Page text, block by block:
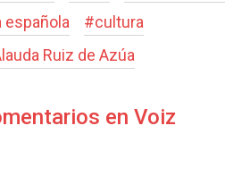
española #cultura
Ruiz de Azúa
en Voiz